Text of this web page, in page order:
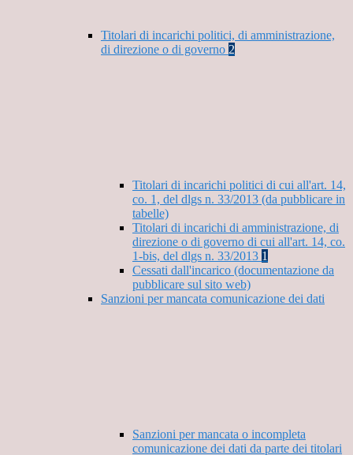
Titolari di incarichi politici, di amministrazione,
di direzione o di governo 2
Titolari di incarichi politici di cui all'art. 14,
co. 1, del dlgs n. 33/2013 (da pubblicare in
tabelle)
Titolari di incarichi di amministrazione, di
direzione o di governo di cui all'art. 14, co.
1-bis, del dlgs n. 33/2013 1
Cessati dall'incarico (documentazione da
pubblicare sul sito web)
Sanzioni per mancata comunicazione dei dati
Sanzioni per mancata o incompleta
comunicazione dei dati da parte dei titolari